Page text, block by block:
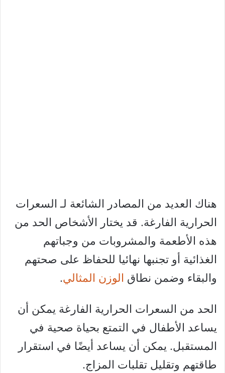
هناك العديد من المصادر الشائعة لـ السعرات
الحرارية الفارغة. قد يختار الأشخاص الحد من
هذه الأطعمة والمشروبات من وجباتهم
الغذائية أو تجنبها نهائيا للحفاظ على صحتهم
والبقاء وضمن نطاق الوزن المثالي.
الحد من السعرات الحرارية الفارغة يمكن أن
يساعد الأطفال في التمتع بحياة صحية في
المستقبل. يمكن أن يساعد أيضًا في استقرار
طاقتهم وتقليل تقلبات المزاج.